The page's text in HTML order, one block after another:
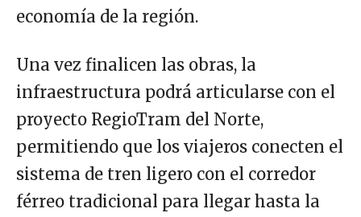
economía de la región.
Una vez finalicen las obras, la
infraestructura podrá articularse con el
proyecto RegioTram del Norte,
permitiendo que los viajeros conecten el
sistema de tren ligero con el corredor
férreo tradicional para llegar hasta la